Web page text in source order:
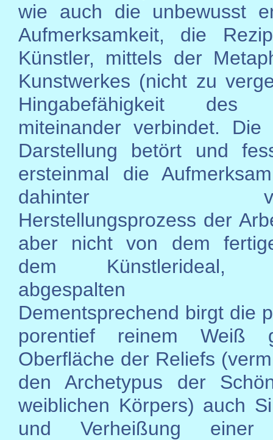
wie auch die unbewusst
Aufmerksamkeit, die
Künstler, mittels der
Kunstwerkes (nicht zu
Hingabefähigkeit des
miteinander verbindet. Die
Darstellung betört und
ersteinmal die
dahinter
Herstellungsprozess der
aber nicht von dem
dem Künstlerideal,
abgespalten
Dementsprechend birgt die
porentief reinem Weiß
Oberfläche der Reliefs
den Archetypus der
weiblichen Körpers) auch
und Verheißung einer